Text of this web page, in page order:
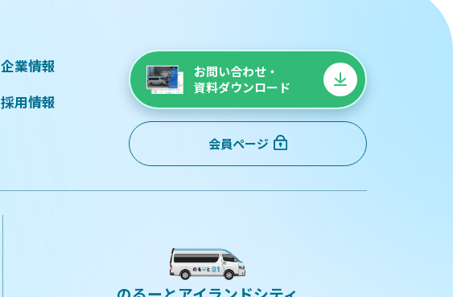
企業情報
採用情報
お問い合わせ・
資料ダウンロード
会員ページ